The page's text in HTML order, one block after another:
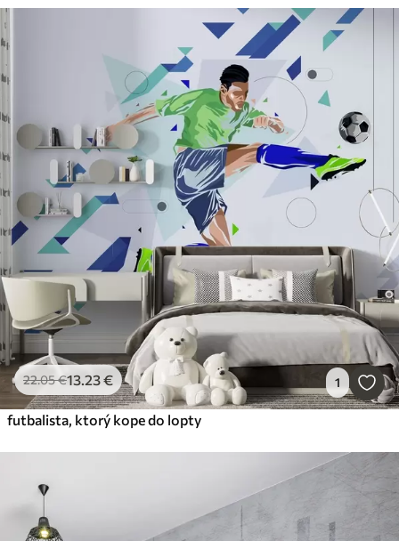
22.05€13.23€ 1
futbalista, ktorý kope do lopty